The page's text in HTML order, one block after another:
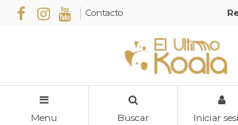
Contacto
Menu Buscar Iniciar